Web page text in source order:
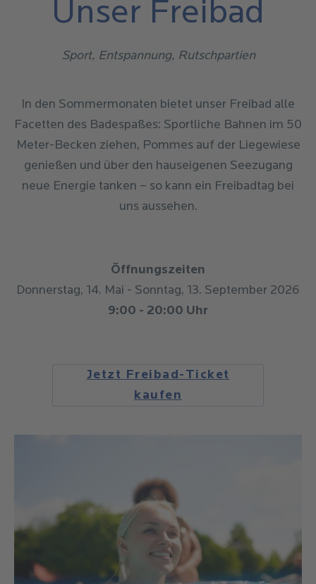
Unser Freibad
Sport, Entspannung, Rutschpartien
In den Sommermonaten bietet unser Freibad alle
Facetten des Badespaßes: Sportliche Bahnen im 50
Meter-Becken ziehen, Pommes auf der Liegewiese
genießen und über den hauseigenen Seezugang
neue Energie tanken – so kann ein Freibadtag bei
uns aussehen.
Öffnungszeiten
Donnerstag, 14. Mai - Sonntag, 13. September 2026
9:00 - 20:00 Uhr
Jetzt Freibad-Ticket
kaufen